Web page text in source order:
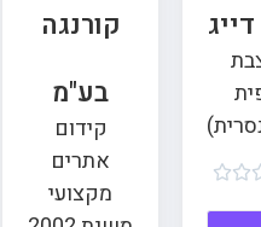


קורנגה
בע"מ
קידום
אתרים
מקצועי